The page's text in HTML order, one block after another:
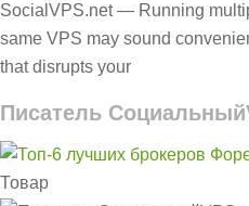
SocialVPS.net — Running
same VPS may sound
that disrupts your
Писатель
Товар